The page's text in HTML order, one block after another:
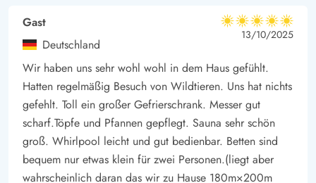
Gast
Deutschland
5 von 5
5 von 5
5 out of 5
13/10/2025
Wir haben uns sehr wohl wohl in dem Haus gefühlt.
Hatten regelmäßig Besuch von Wildtieren. Uns hat nichts
gefehlt. Toll ein großer Gefrierschrank. Messer gut
scharf.Töpfe und Pfannen gepflegt. Sauna sehr schön
groß. Whirlpool leicht und gut bedienbar. Betten sind
bequem nur etwas klein für zwei Personen.(liegt aber
wahrscheinlich daran das wir zu Hause 180m×200m